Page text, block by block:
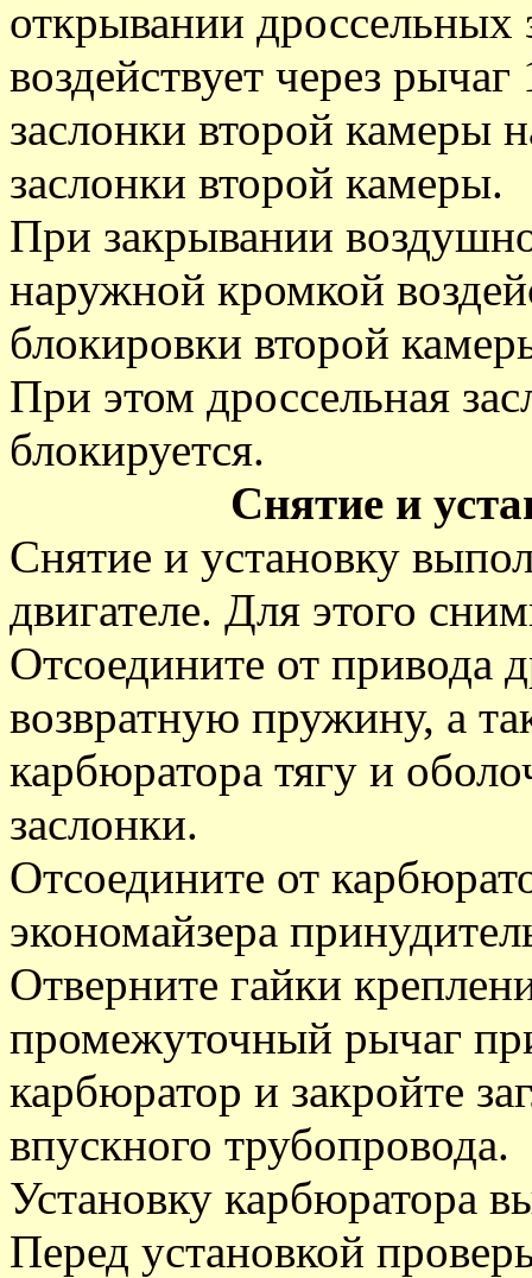
открывании дроссельных
воздействует через
заслонки второй камеры
заслонки второй камеры.
При закрывании
наружной кромкой
блокировки второй
При этом дроссельная
блокируется.
Снятие и
Снятие и установку
двигателе. Для этого
Отсоедините от привода
возвратную пружину, а
карбюратора тягу и
заслонки.
Отсоедините от
экономайзера
Отверните гайки
промежуточный рычаг
карбюратор и закройте
впускного трубопровода.
Установку карбюратора
Перед установкой